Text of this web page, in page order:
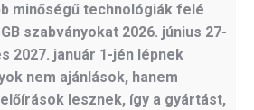
minőségű technológiák felé
szabványokat 2026. június 27-
2027. január 1-jén lépnek
nem ajánlások, hanem
lesznek, így a gyártást,